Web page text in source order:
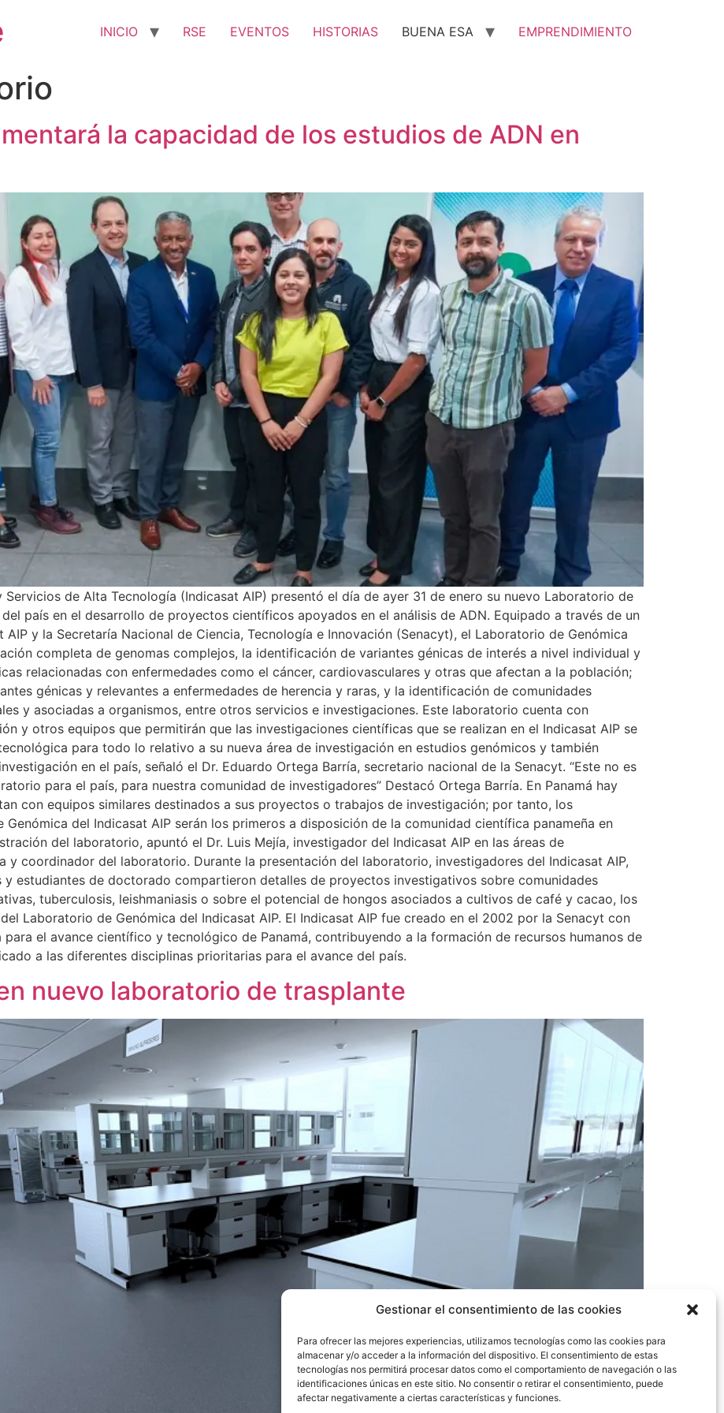
Gestionar el consentimiento de las cookies
Para ofrecer las mejores experiencias, utilizamos tecnologías como las cookies para
almacenar y/o acceder a la información del dispositivo. El consentimiento de estas
tecnologías nos permitirá procesar datos como el comportamiento de navegación o las
identificaciones únicas en este sitio. No consentir o retirar el consentimiento, puede
afectar negativamente a ciertas características y funciones.
INICIO RSE EVENTOS HISTORIAS BUENA ESA EMPRENDIMIENTO
la capacidad de los estudios de ADN en
de Alta Tecnología (Indicasat AIP) presentó el día de ayer 31 de enero su nuevo Laboratorio de
país en el desarrollo de proyectos científicos apoyados en el análisis de ADN. Equipado a través de un
y la Secretaría Nacional de Ciencia, Tecnología e Innovación (Senacyt), el Laboratorio de Genómica
completa de genomas complejos, la identificación de variantes génicas de interés a nivel individual y
relacionadas con enfermedades como el cáncer, cardiovasculares y otras que afectan a la población;
génicas y relevantes a enfermedades de herencia y raras, y la identificación de comunidades
y asociadas a organismos, entre otros servicios e investigaciones. Este laboratorio cuenta con
y otros equipos que permitirán que las investigaciones científicas que se realizan en el Indicasat AIP se
para todo lo relativo a su nueva área de investigación en estudios genómicos y también
en el país, señaló el Dr. Eduardo Ortega Barría, secretario nacional de la Senacyt. “Este no es
para el país, para nuestra comunidad de investigadores” Destacó Ortega Barría. En Panamá hay
con equipos similares destinados a sus proyectos o trabajos de investigación; por tanto, los
del Indicasat AIP serán los primeros a disposición de la comunidad científica panameña en
del laboratorio, apuntó el Dr. Luis Mejía, investigador del Indicasat AIP en las áreas de
coordinador del laboratorio. Durante la presentación del laboratorio, investigadores del Indicasat AIP,
estudiantes de doctorado compartieron detalles de proyectos investigativos sobre comunidades
tuberculosis, leishmaniasis o sobre el potencial de hongos asociados a cultivos de café y cacao, los
Laboratorio de Genómica del Indicasat AIP. El Indicasat AIP fue creado en el 2002 por la Senacyt con
el avance científico y tecnológico de Panamá, contribuyendo a la formación de recursos humanos de
a las diferentes disciplinas prioritarias para el avance del país.
nuevo laboratorio de trasplante